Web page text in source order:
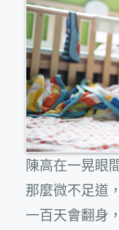
陳高在一晃眼
那麼微不足道
一百天會翻身